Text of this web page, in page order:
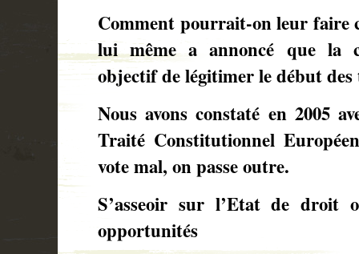
Comment pourrait-on leur faire
lui même a annoncé que la
objectif de légitimer le début
Nous avons constaté en 2005
Traité Constitutionnel
vote mal, on passe outre.
S’asseoir sur l’Etat de droit
opportunités